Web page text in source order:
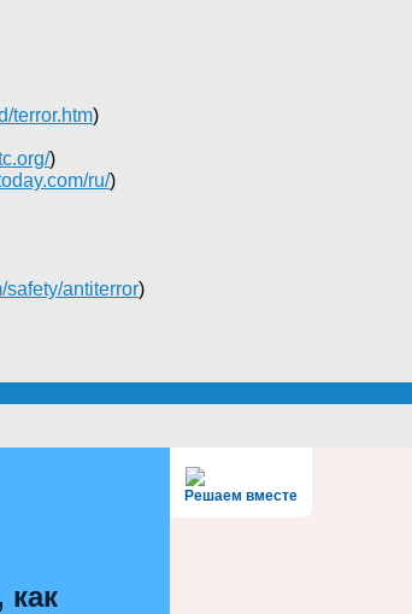
terror.htm)
)
ru/)
safety/antiterror)
Решаем вместе
как